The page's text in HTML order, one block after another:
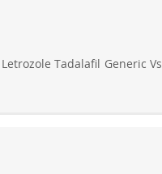
Tadalafil Generic Vs